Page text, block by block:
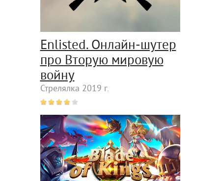
Enlisted. Онлайн-шутер
про Вторую мировую
войну
Стрелялка 2019 г.